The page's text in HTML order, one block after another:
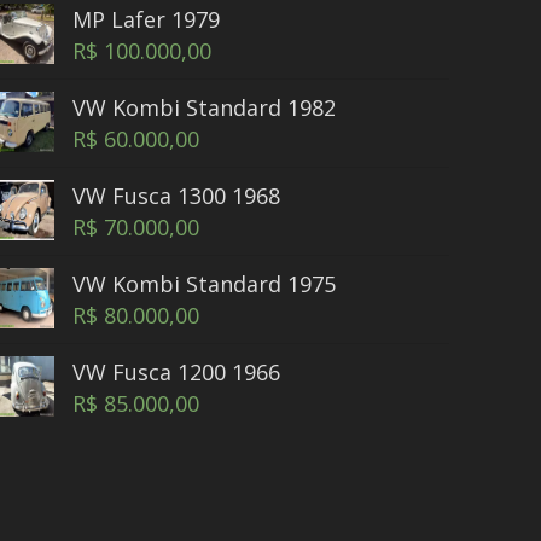
MP Lafer 1979
R$ 100.000,00
VW Kombi Standard 1982
R$ 60.000,00
VW Fusca 1300 1968
R$ 70.000,00
VW Kombi Standard 1975
R$ 80.000,00
VW Fusca 1200 1966
R$ 85.000,00